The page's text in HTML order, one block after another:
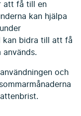
att få till en
kan hjälpa
kan bidra till att få
används.
och